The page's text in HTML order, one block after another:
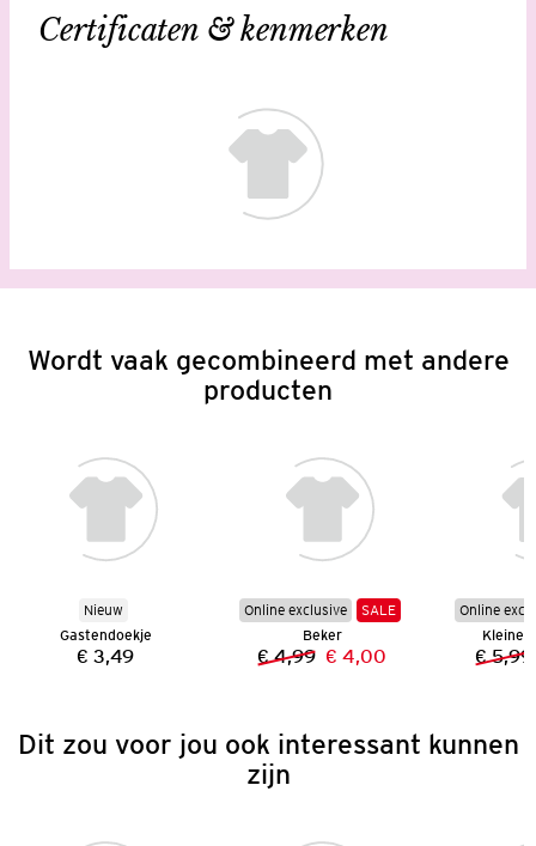
Certificaten & kenmerken
Wordt vaak gecombineerd met andere
producten
Nieuw
Gastendoekje
Prijs:
€ 3,49
Online exclusive
SALE
Beker
Vorige prijs:
€ 4,99 Nieuwe prijs:
€ 4,00
Online
Kleine
€ 5,99
Dit zou voor jou ook interessant kunnen
zijn